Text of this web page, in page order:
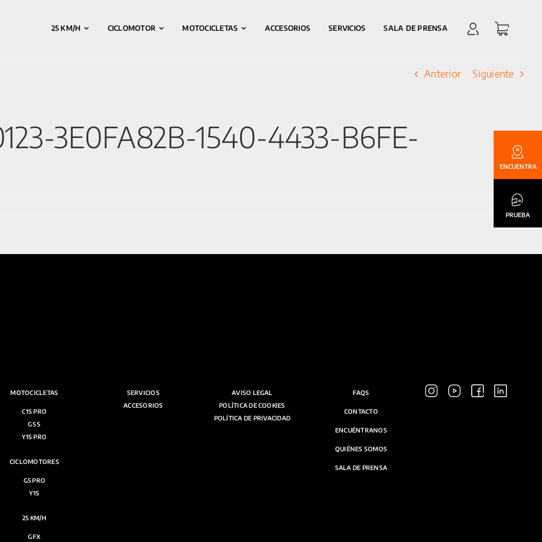
25 KM/H CICLOMOTOR MOTOCICLETAS ACCESORIOS SERVICIOS SALA DE PRENSA
Anterior Siguiente
3E0FA82B-1540-4433-B6FE-
MOTOCICLETAS
C1S PRO
G5 S
Y1S PRO
CICLOMOTORES
G5 PRO
Y1S
25 KM/H
GFX
SERVICIOS
ACCESORIOS
AVISO LEGAL
POLÍTICA DE COOKIES
POLÍTICA DE PRIVACIDAD
FAQS
CONTACTO
ENCUÉNTRANOS
QUIÉNES SOMOS
SALA DE PRENSA
ENCUENTRA
PRUEBA